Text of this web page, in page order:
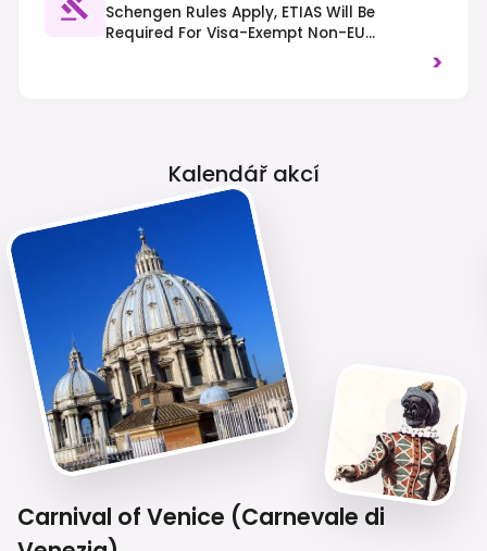
Schengen Rules Apply, ETIAS Will Be
Required For Visa-Exempt Non-EU
Nationals From Mid-2025. Traffic Drives On>
Kalendář akcí
Carnival of Venice (Carnevale di